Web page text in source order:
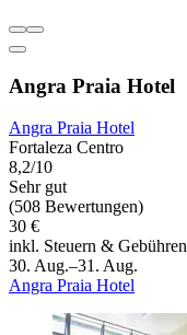
Angra Praia Hotel
Angra Praia Hotel
Fortaleza Centro
8,2/10
Sehr gut
(508 Bewertungen)
30 €
inkl. Steuern & Gebühren
30. Aug.–31. Aug.
Angra Praia Hotel